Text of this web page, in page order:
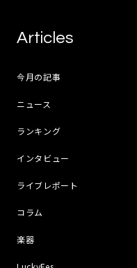
Articles
今月の記事
ニュース
ランキング
インタビュー
ライブレポート
コラム
楽器